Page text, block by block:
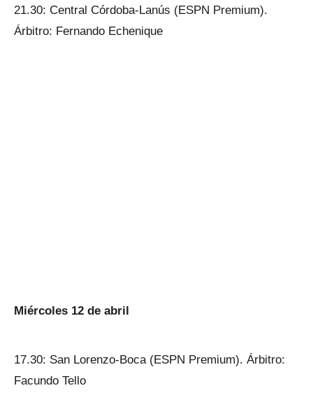
21.30: Central Córdoba-Lanús (ESPN Premium).
Árbitro: Fernando Echenique
Miércoles 12 de abril
17.30: San Lorenzo-Boca (ESPN Premium). Árbitro:
Facundo Tello